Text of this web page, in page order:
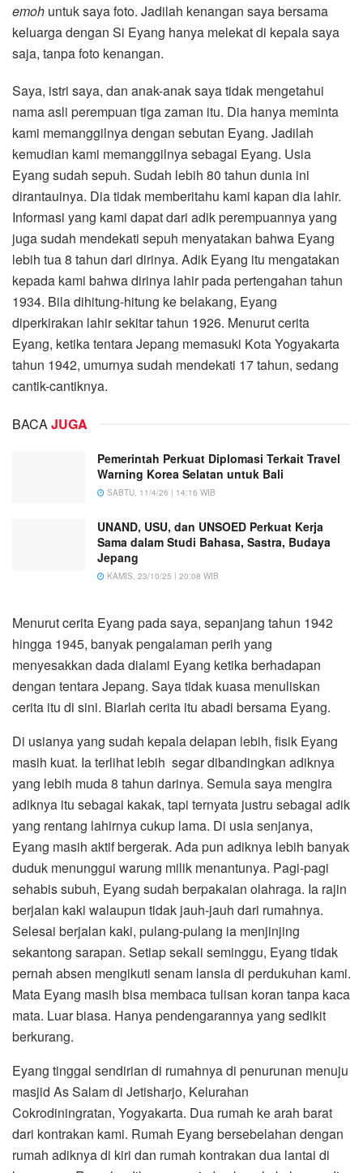
emoh untuk saya foto. Jadilah kenangan saya bersama
keluarga dengan Si Eyang hanya melekat di kepala saya
saja, tanpa foto kenangan.
Saya, istri saya, dan anak-anak saya tidak mengetahui
nama asli perempuan tiga zaman itu. Dia hanya meminta
kami memanggilnya dengan sebutan Eyang. Jadilah
kemudian kami memanggilnya sebagai Eyang. Usia
Eyang sudah sepuh. Sudah lebih 80 tahun dunia ini
dirantauinya. Dia tidak memberitahu kami kapan dia lahir.
Informasi yang kami dapat dari adik perempuannya yang
juga sudah mendekati sepuh menyatakan bahwa Eyang
lebih tua 8 tahun dari dirinya. Adik Eyang itu mengatakan
kepada kami bahwa dirinya lahir pada pertengahan tahun
1934. Bila dihitung-hitung ke belakang, Eyang
diperkirakan lahir sekitar tahun 1926. Menurut cerita
Eyang, ketika tentara Jepang memasuki Kota Yogyakarta
tahun 1942, umurnya sudah mendekati 17 tahun, sedang
cantik-cantiknya.
BACAJUGA
Pemerintah Perkuat Diplomasi Terkait Travel
Warning Korea Selatan untuk Bali
SABTU, 11/4/26 | 14:16 WIB
UNAND, USU, dan UNSOED Perkuat Kerja
Sama dalam Studi Bahasa, Sastra, Budaya
Jepang
KAMIS, 23/10/25 | 20:08 WIB
Menurut cerita Eyang pada saya, sepanjang tahun 1942
hingga 1945, banyak pengalaman perih yang
menyesakkan dada dialami Eyang ketika berhadapan
dengan tentara Jepang. Saya tidak kuasa menuliskan
cerita itu di sini. Biarlah cerita itu abadi bersama Eyang.
Di usianya yang sudah kepala delapan lebih, fisik Eyang
masih kuat. Ia terlihat lebih segar dibandingkan adiknya
yang lebih muda 8 tahun darinya. Semula saya mengira
adiknya itu sebagai kakak, tapi ternyata justru sebagai adik
yang rentang lahirnya cukup lama. Di usia senjanya,
Eyang masih aktif bergerak. Ada pun adiknya lebih banyak
duduk menunggui warung milik menantunya. Pagi-pagi
sehabis subuh, Eyang sudah berpakaian olahraga. Ia rajin
berjalan kaki walaupun tidak jauh-jauh dari rumahnya.
Selesai berjalan kaki, pulang-pulang ia menjinjing
sekantong sarapan. Setiap sekali seminggu, Eyang tidak
pernah absen mengikuti senam lansia di perdukuhan kami.
Mata Eyang masih bisa membaca tulisan koran tanpa kaca
mata. Luar biasa. Hanya pendengarannya yang sedikit
berkurang.
Eyang tinggal sendirian di rumahnya di penurunan menuju
masjid As Salam di Jetisharjo, Kelurahan
Cokrodiningratan, Yogyakarta. Dua rumah ke arah barat
dari kontrakan kami. Rumah Eyang bersebelahan dengan
rumah adiknya di kiri dan rumah kontrakan dua lantai di